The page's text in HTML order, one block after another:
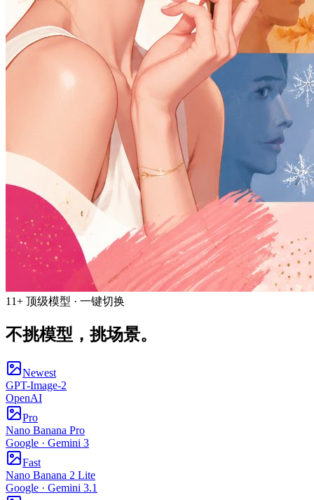
11+ 顶级模型 · 一键切换
不挑模型，挑场景。
Newest
GPT-Image-2
OpenAI
Pro
Nano Banana Pro
Google · Gemini 3
Fast
Nano Banana 2 Lite
Google · Gemini 3.1